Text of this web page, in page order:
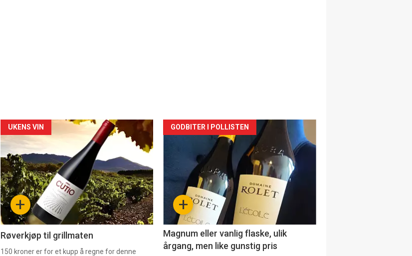
Forsiden
akkurat
nå
-
2 +
UKENS VIN
Røverkjøp til grillmaten
150 kroner er for et kupp å regne for denne
Forsiden
akkurat
nå
+
GODBITER I POLLISTEN
Magnum eller vanlig flaske, ulik
årgang, men like gunstig pris